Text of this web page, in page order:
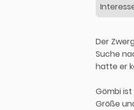
Der
Suche
hatte er
Gömbi ist
Größe